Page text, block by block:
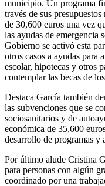
municipio. Un programa
través de sus
de 30,600 euros una vez
las ayudas de emergencia
Gobierno se activó esta
otros casos a ayudas para
escolar, hipotecas y otros
contemplar las becas de
Destaca García también
las subvenciones que se
sociosanitarios y de
económica de 35,600
desarrollo de programas y
Por último alude Cristina
para personas con algún
coordinado por una